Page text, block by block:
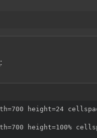
height=24
height=100%